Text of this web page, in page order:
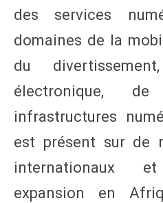
des services
domaines de la
du
électronique,
infrastructures
est présent sur de
internationaux
expansion en